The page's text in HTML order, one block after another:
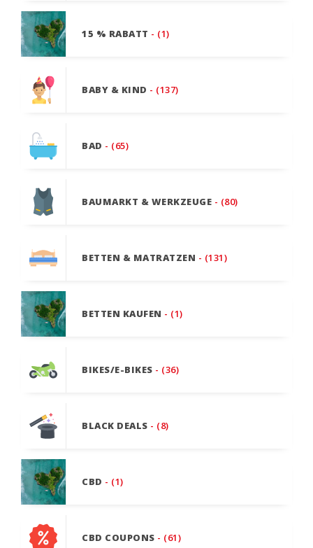
15 % RABATT - (1)
BABY & KIND - (137)
BAD - (65)
BAUMARKT & WERKZEUGE - (80)
BETTEN & MATRATZEN - (131)
BETTEN KAUFEN - (1)
BIKES/E-BIKES - (36)
BLACK DEALS - (8)
CBD - (1)
CBD COUPONS - (61)